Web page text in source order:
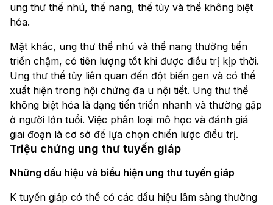
ung thư thể nhú, thể nang, thể tủy và thể không biệt
hóa.
Mặt khác, ung thư thể nhú và thể nang thường tiến
triển chậm, có tiên lượng tốt khi được điều trị kịp thời.
Ung thư thể tủy liên quan đến đột biến gen và có thể
xuất hiện trong hội chứng đa u nội tiết. Ung thư thể
không biệt hóa là dạng tiến triển nhanh và thường gặp
ở người lớn tuổi. Việc phân loại mô học và đánh giá
giai đoạn là cơ sở để lựa chọn chiến lược điều trị.
Triệu chứng ung thư tuyến giáp
Những dấu hiệu và biểu hiện ung thư tuyến giáp
K tuyến giáp có thể có các dấu hiệu lâm sàng thường